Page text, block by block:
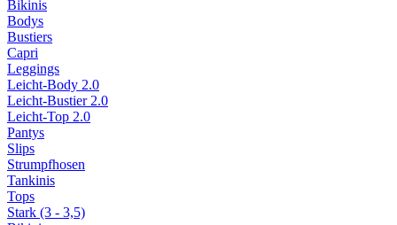
Bikinis
Bodys
Bustiers
Capri
Leggings
Leicht-Body 2.0
Leicht-Bustier 2.0
Leicht-Top 2.0
Pantys
Slips
Strumpfhosen
Tankinis
Tops
Stark (3 - 3,5)